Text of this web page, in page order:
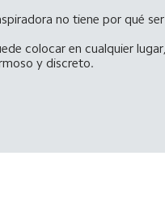
no tiene por qué ser
colocar en cualquier lugar,
y discreto.